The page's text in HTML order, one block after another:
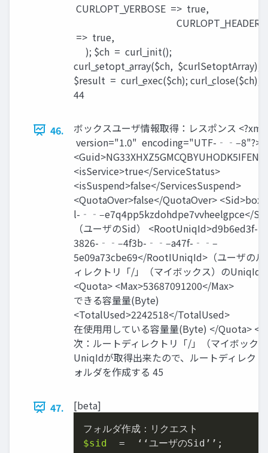
CURLOPT_̲VERBOSE =>
CURLOPT_̲HEADER
=> true,
); $ch = curl_̲init();
curl_̲setopt_̲array($ch, $curlSetoptArray);
$result = curl_̲exec($ch); curl_̲close($ch);
44
46.
ボックスユーザ情報取得：レスポンス <?xml
version="1.0" encoding="UTF-‐‑‒8"?>
<isService>true</ServiceStatus>
<isSuspend>false</ServicesSuspend>
<QuotaOver>false</QuotaOver>
l-
（ユーザのSid）
3826-‐‑‒4f3b-‐‑‒a47f-‐‑‒
5e09a73cbe69</RootIUniqId>（ユーザのル
ィレクトリ「/」（マイボックス）のUniqId
<Quota> <Max>53687091200</Max>
できる容量量(Byte)
<TotalUsed>2242518</
在使⽤用している容量量(Byte) </Quota> </
次：ルートディレクトリ「/」（マイボック
UniqIdが取得出来たので、ルートディレク
ォルダを作成する 45
47. [beta]
$sid